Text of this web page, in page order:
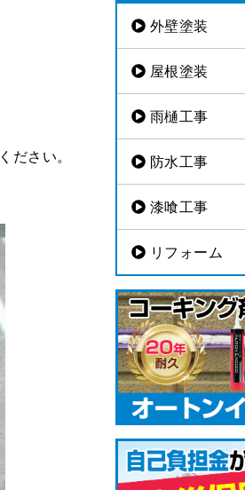
ださい。
外壁塗装
屋根塗装
雨樋工事
防水工事
漆喰工事
リフォーム